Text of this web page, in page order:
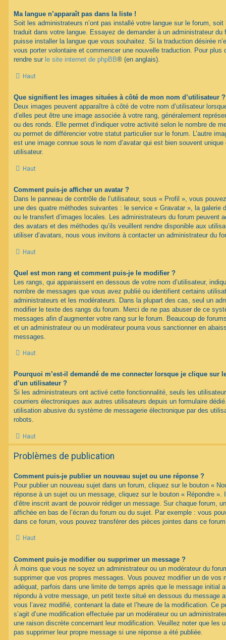
Ma langue n’apparaît pas dans la liste !
Soit les administrateurs n’ont pas installé votre langue sur le forum, soit
traduit dans votre langue. Essayez de demander à un administrateur du
puisse installer la langue que vous souhaitez. Si la traduction désirée
vous porter volontaire et commencer une nouvelle traduction. Pour plus
rendre sur le site internet de phpBB® (en anglais).
Haut
Que signifient les images situées à côté de mon nom d’utilisateur ?
Deux images peuvent apparaître à côté de votre nom d’utilisateur
d’elles peut être une image associée à votre rang, généralement
ou des ronds. Elle permet d’indiquer votre activité selon le nombre de
ou permet de différencier votre statut particulier sur le forum. L’autre
est une image connue sous le nom d’avatar qui est bien souvent
utilisateur.
Haut
Comment puis-je afficher un avatar ?
Dans le panneau de contrôle de l’utilisateur, sous « Profil », vous
une des quatre méthodes suivantes : le service « Gravatar », la galerie
ou le transfert d’images locales. Les administrateurs du forum peuvent
des avatars et des méthodes qu’ils veuillent rendre disponible aux
utiliser d’avatars, nous vous invitons à contacter un administrateur du
Haut
Quel est mon rang et comment puis-je le modifier ?
Les rangs, qui apparaissent en dessous de votre nom d’utilisateur,
nombre de messages que vous avez publié ou identifient certains
administrateurs et les modérateurs. Dans la plupart des cas, seul un
modifier le texte des rangs du forum. Merci de ne pas abuser de ce
messages afin d’augmenter votre rang sur le forum. Beaucoup de
et un administrateur ou un modérateur pourra vous sanctionner en
messages.
Haut
Pourquoi m’est-il demandé de me connecter lorsque je clique sur
d’un utilisateur ?
Si les administrateurs ont activé cette fonctionnalité, seuls les
courriers électroniques aux autres utilisateurs depuis un formulaire
utilisation abusive du système de messagerie électronique par des
robots.
Haut
Problèmes de publication
Comment puis-je publier un nouveau sujet ou une réponse ?
Pour publier un nouveau sujet dans un forum, cliquez sur le bouton «
réponse à un sujet ou un message, cliquez sur le bouton « Répondre
d’être inscrit avant de pouvoir rédiger un message. Sur chaque forum,
affichée en bas de l’écran du forum ou du sujet. Par exemple : vous
dans ce forum, vous pouvez transférer des pièces jointes dans ce
Haut
Comment puis-je modifier ou supprimer un message ?
À moins que vous ne soyez un administrateur ou un modérateur du
supprimer que vos propres messages. Vous pouvez modifier un de vos
adéquat, parfois dans une limite de temps après que le message initial
répondu à votre message, un petit texte situé en dessous du message
vous l’avez modifié, contenant la date et l’heure de la modification. Ce
s’agit d’une modification effectuée par un modérateur ou un
une raison discrète concernant leur modification. Veuillez noter que les
pas supprimer leur propre message si une réponse a été publiée.